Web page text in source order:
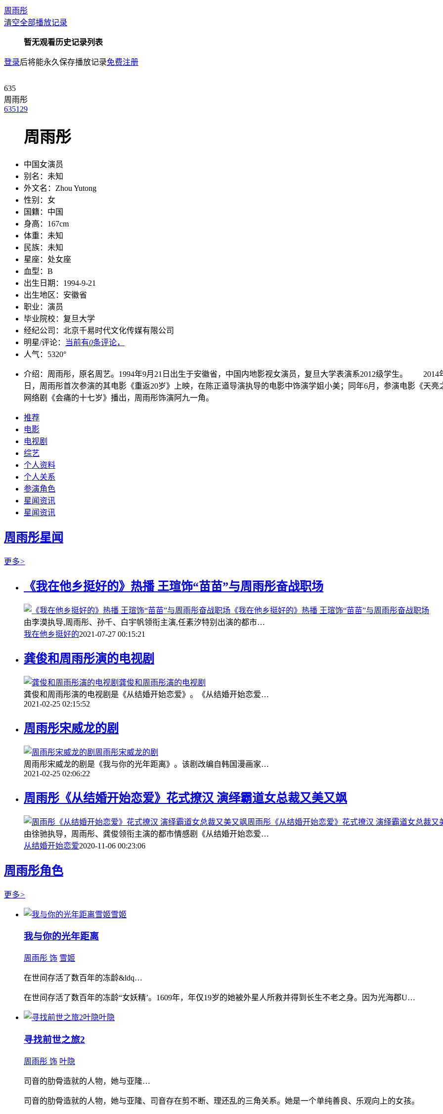
周雨彤
清空全部播放记录
暂无观看历史记录列表
登录后将能永久保存播放记录免费注册
635
周雨彤
635129
周雨彤
中国女演员
别名： 未知
外文名： Zhou Yutong
性别： 女
国籍： 中国
身高： 167cm
体重： 未知
民族： 未知
星座： 处女座
血型： B
出生日期： 1994-9-21
出生地区： 安徽省
职业： 演员
毕业院校： 复旦大学
经纪公司： 北京千易时代文化传媒有限公司
明星/评论：
当前有0条评论，
人气： 5320°
介绍： 周雨彤，原名周艺。1994年9月21日出生于安徽省，中国内地影视女演员，复旦大学表演系2012级学生。
日，周雨彤首次参演的其电影《重返20岁》上映，在陈正道导演执导的电影中饰演学姐小美；同年6月，参演电影《天
网络剧《会痛的十七岁》播出，周雨彤饰演阿九一角。
推荐
电影
电视剧
综艺
个人资料
个人关系
参演角色
星闻资讯
星闻资讯
周雨彤星闻
更多>
《我在他乡挺好的》热播 王瑄饰“苗苗”与周雨彤奋战职场
《我在他乡挺好的》热播 王瑄饰“苗苗”与周雨彤奋战职场
由李漠执导,周雨彤、孙千、白宇帆领衔主演,任素汐特别出演的都市…
我在他乡挺好的2021-07-27 00:15:21
龚俊和周雨彤演的电视剧
龚俊和周雨彤演的电视剧
龚俊和周雨彤演的电视剧是《从结婚开始恋爱》。《从结婚开始恋爱…
2021-02-25 02:15:52
周雨彤宋威龙的剧
周雨彤宋威龙的剧
周雨彤宋威龙的剧是《我与你的光年距离》。该剧改编自韩国漫画家…
2021-02-25 02:06:22
周雨彤《从结婚开始恋爱》花式撩汉 演绎霸道女总裁又美又飒
周雨彤《从结婚开始恋爱》花式撩汉 演绎霸道女总裁又
由徐驰执导，周雨彤、龚俊领衔主演的都市情感剧《从结婚开始恋爱…
从结婚开始恋爱2020-11-06 00:23:06
周雨彤角色
更多>
雪姬
我与你的光年距离
周雨彤 饰 雪姬
在世间存活了数百年的冻龄&ldq…
在世间存活了数百年的冻龄“女妖精’。1609年，年仅19岁的她被外星人所救并得到长生不老之身。因为光海郡U…
叶隐
寻找前世之旅2
周雨彤 饰 叶隐
司音的肋骨造就的人物，她与亚隆…
司音的肋骨造就的人物，她与亚隆、司音存在剪不断、理还乱的三角关系。她是一个单纯善良、乐观向上的女孩。